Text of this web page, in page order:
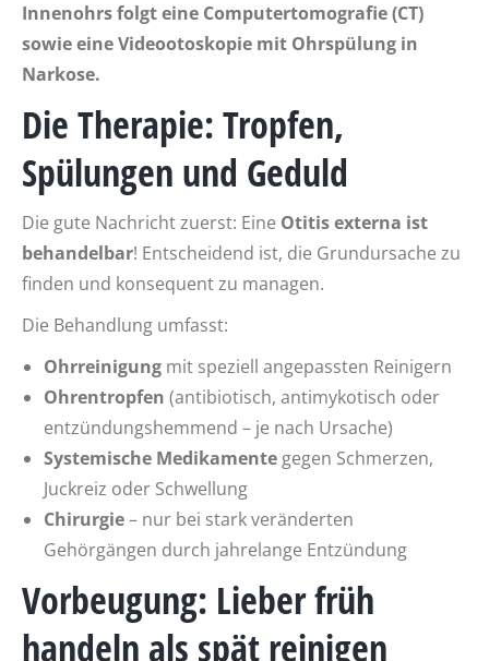
Innenohrs folgt eine Computertomografie (CT)
sowie eine Videootoskopie mit Ohrspülung in
Narkose.
Die Therapie: Tropfen,
Spülungen und Geduld
Die gute Nachricht zuerst: Eine Otitis externa ist
behandelbar! Entscheidend ist, die Grundursache zu
finden und konsequent zu managen.
Die Behandlung umfasst:
Ohrreinigung mit speziell angepassten Reinigern
Ohrentropfen (antibiotisch, antimykotisch oder
entzündungshemmend – je nach Ursache)
Systemische Medikamente gegen Schmerzen,
Juckreiz oder Schwellung
Chirurgie– nur bei stark veränderten
Gehörgängen durch jahrelange Entzündung
Vorbeugung: Lieber früh
handeln als spät reinigen